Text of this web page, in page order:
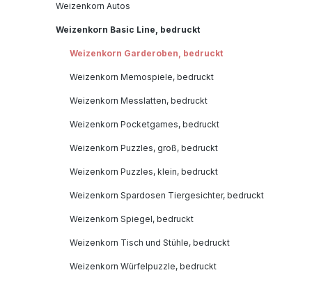
Weizenkorn Autos
Weizenkorn Basic Line, bedruckt
Weizenkorn Garderoben, bedruckt
Weizenkorn Memospiele, bedruckt
Weizenkorn Messlatten, bedruckt
Weizenkorn Pocketgames, bedruckt
Weizenkorn Puzzles, groß, bedruckt
Weizenkorn Puzzles, klein, bedruckt
Weizenkorn Spardosen Tiergesichter, bedruckt
Weizenkorn Spiegel, bedruckt
Weizenkorn Tisch und Stühle, bedruckt
Weizenkorn Würfelpuzzle, bedruckt